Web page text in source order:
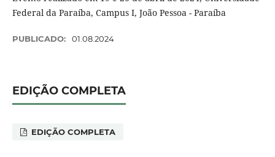
Federal da Paraíba, Campus I, João Pessoa - Paraíba
PUBLICADO: 01.08.2024
EDIÇÃO COMPLETA
EDIÇÃO COMPLETA